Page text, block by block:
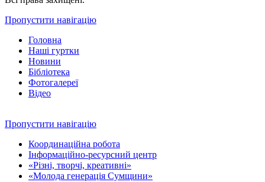
Пропустити навігацію
Головна
Наші гуртки
Новини
Бібліотека
Фотогалереї
Відео
Пропустити навігацію
Координаційна робота
Інформаційно-ресурсний центр
«Різні, творчі, креативні»
«Молода генерація Сумщини»